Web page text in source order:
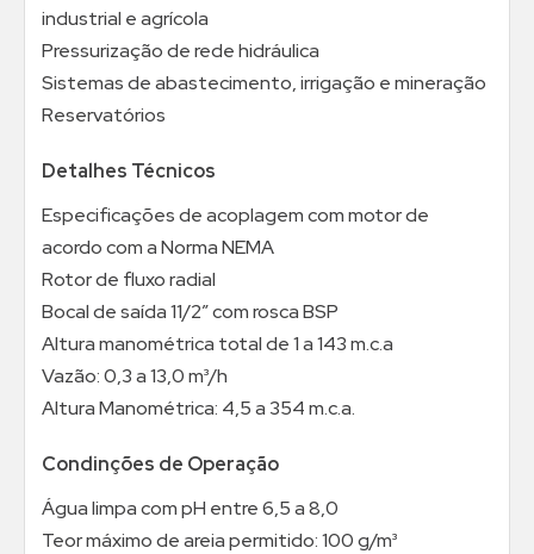
industrial e agrícola
Pressurização de rede hidráulica
Sistemas de abastecimento, irrigação e mineração
Reservatórios
Detalhes Técnicos
Especificações de acoplagem com motor de
acordo com a Norma NEMA
Rotor de fluxo radial
Bocal de saída 11/2” com rosca BSP
Altura manométrica total de 1 a 143 m.c.a
Vazão: 0,3 a 13,0 m³/h
Altura Manométrica: 4,5 a 354 m.c.a.
Condinções de Operação
Água limpa com pH entre 6,5 a 8,0
Teor máximo de areia permitido: 100 g/m³